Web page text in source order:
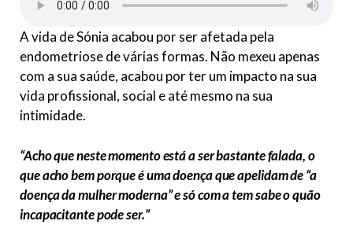
A vida de Sónia acabou por ser afetada pela
endometriose de várias formas. Não mexeu apenas
com a sua saúde, acabou por ter um impacto na sua
vida profissional, social e até mesmo na sua
intimidade.
“Acho que neste momento está a ser bastante falada, o
que acho bem porque é uma doença que apelidam de “a
doença da mulher moderna” e só com a tem sabe o quão
incapacitante pode ser.”